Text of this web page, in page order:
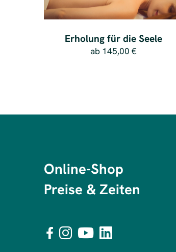
Erholung für die Seele
ab 145,00 €
Online-Shop
Preise & Zeiten
   